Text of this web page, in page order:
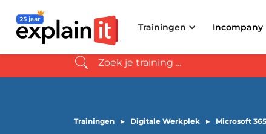
Trainingen Incompany
Trainingen ▸ Digitale Werkplek ▸ Microsoft 365